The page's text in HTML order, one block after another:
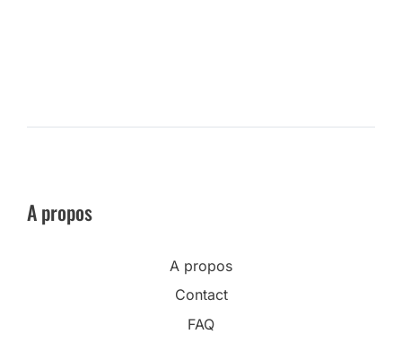
A propos
A propos
Contact
FAQ